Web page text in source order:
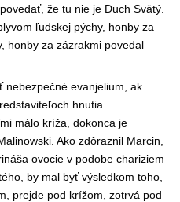
že tu nie je Duch Svätý.
ľudskej pýchy, honby za
honby za zázrakmi povedal
nebezpečné evanjelium, ak
hnutia
málo kríža, dokonca je
Ako zdôraznil Marcin,
ovocie v podobe chariziem
by mal byť výsledkom toho,
prejde pod krížom, zotrvá pod